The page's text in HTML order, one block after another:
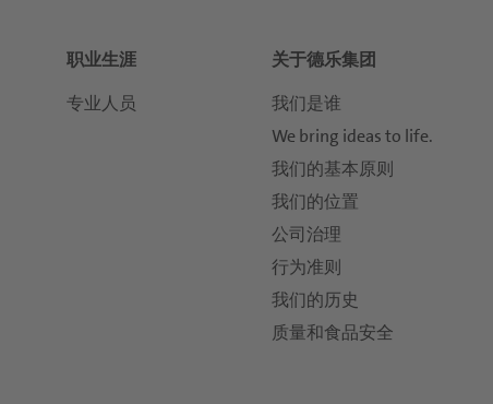
职业生涯
专业人员
关于德乐集团
我们是谁
We bring ideas to life.
我们的基本原则
我们的位置
公司治理
行为准则
我们的历史
质量和食品安全